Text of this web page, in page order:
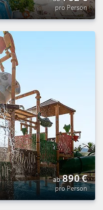
pro Person
ab 890€
pro Person